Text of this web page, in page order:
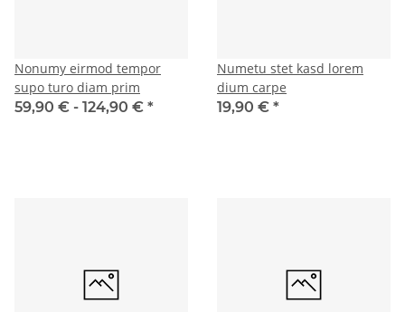
Nonumy eirmod tempor
supo turo diam prim
59,90 € - 124,90 € *
Numetu stet kasd lorem
dium carpe
19,90 € *